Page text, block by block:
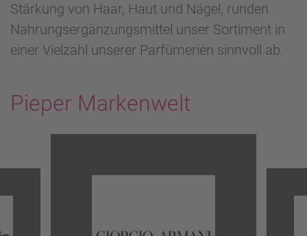
Stärkung von Haar, Haut und Nägel, runden
Nahrungsergänzungsmittel unser Sortiment in
einer Vielzahl unserer Parfümerien sinnvoll ab.
Pieper Markenwelt